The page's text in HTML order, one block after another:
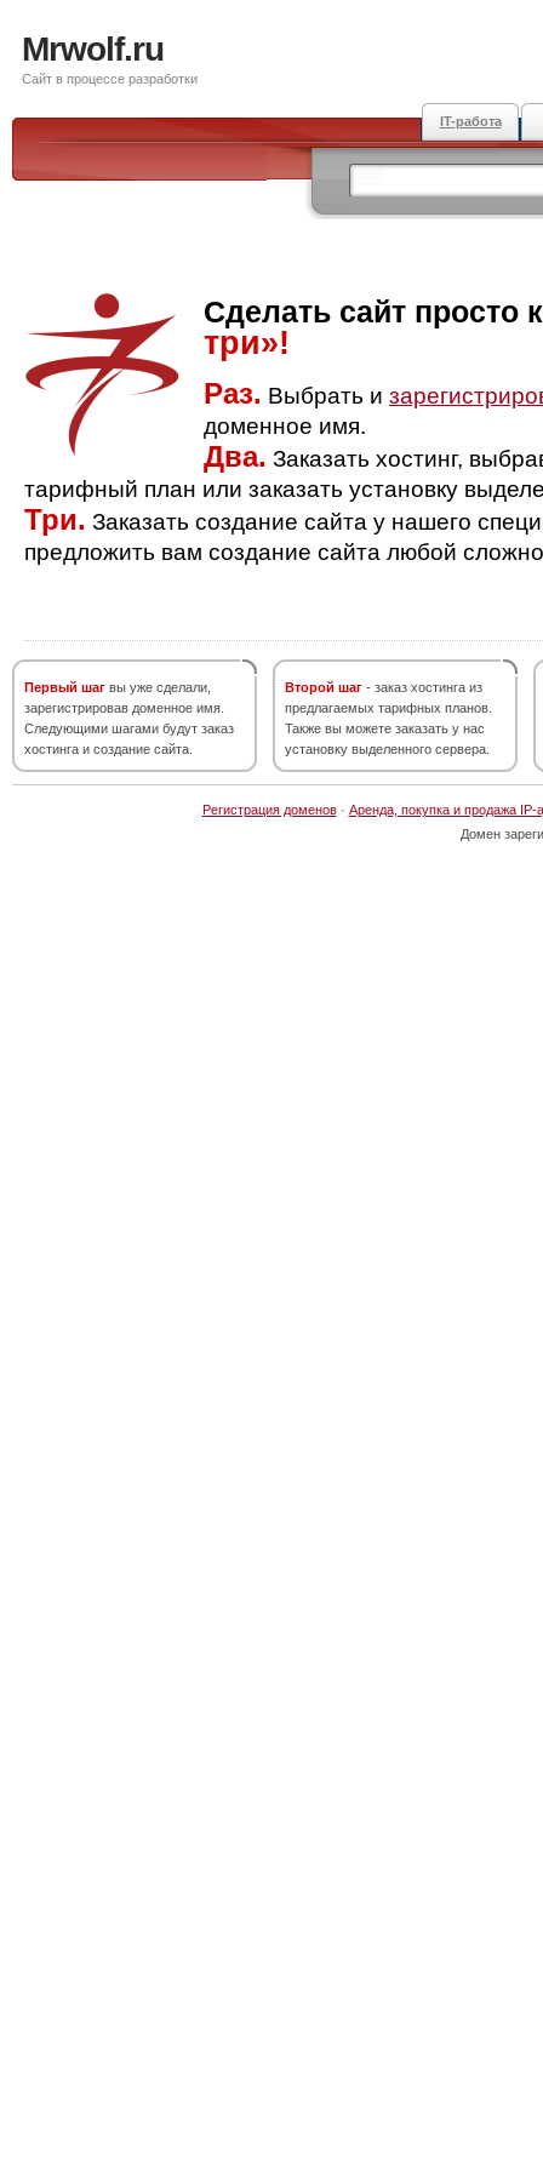
Mrwolf.ru
Сайт в процессе разработки
IT-работа
Сделать сайт просто
три»!
Раз. Выбрать и
доменное имя.
Два. Заказать хостинг,
тарифный план или заказать установку
Три. Заказать создание сайта у нашего
предложить вам создание сайта любой
Первый шаг вы уже сделали,
зарегистрировав доменное имя.
Следующими шагами будут заказ
хостинга и создание сайта.
Второй шаг - заказ хостинга из
предлагаемых тарифных планов.
Также вы можете заказать у нас
установку выделенного сервера.
Регистрация доменов· Аренда, покупка и продажа IP-
Домен